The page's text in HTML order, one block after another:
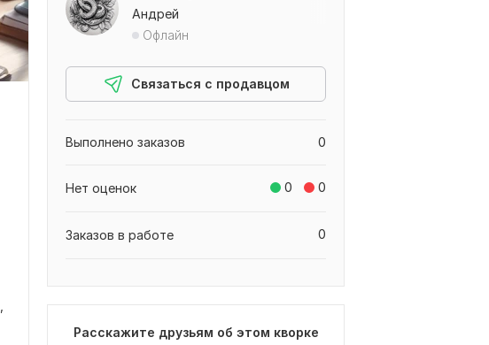
Андрей
Офлайн
Связаться с продавцом
0
Выполнено заказов
0 0
Нет оценок
0
Заказов в работе
Расскажите друзьям об этом кворке